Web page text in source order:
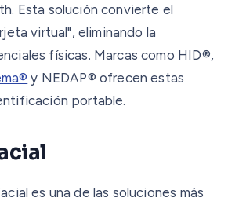
Esta solución convierte el
virtual", eliminando la
físicas. Marcas como HID®,
y NEDAP® ofrecen estas
portable.
es una de las soluciones más